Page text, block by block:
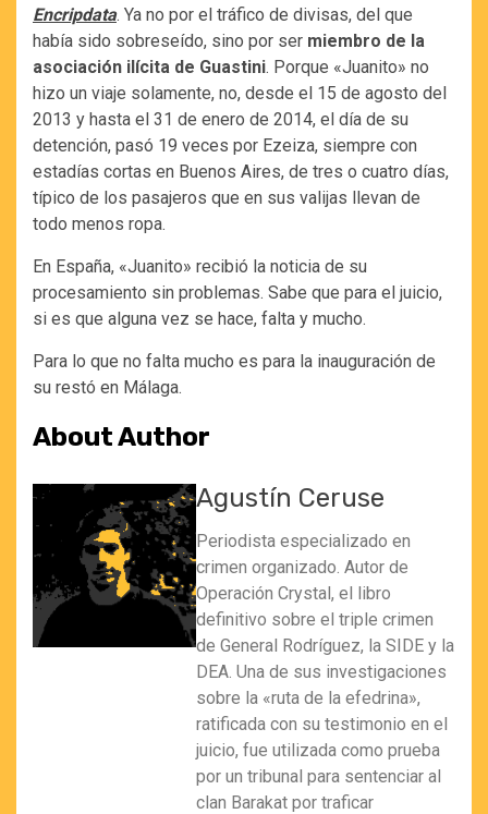
Encripdata. Ya no por el tráfico de divisas, del que
había sido sobreseído, sino por ser miembro de la
asociación ilícita de Guastini. Porque «Juanito» no
hizo un viaje solamente, no, desde el 15 de agosto del
2013 y hasta el 31 de enero de 2014, el día de su
detención, pasó 19 veces por Ezeiza, siempre con
estadías cortas en Buenos Aires, de tres o cuatro días,
típico de los pasajeros que en sus valijas llevan de
todo menos ropa.
En España, «Juanito» recibió la noticia de su
procesamiento sin problemas. Sabe que para el juicio,
si es que alguna vez se hace, falta y mucho.
Para lo que no falta mucho es para la inauguración de
su restó en Málaga.
About Author
Agustín Ceruse
Periodista especializado en
crimen organizado. Autor de
Operación Crystal, el libro
definitivo sobre el triple crimen
de General Rodríguez, la SIDE y la
DEA. Una de sus investigaciones
sobre la «ruta de la efedrina»,
ratificada con su testimonio en el
juicio, fue utilizada como prueba
por un tribunal para sentenciar al
clan Barakat por traficar